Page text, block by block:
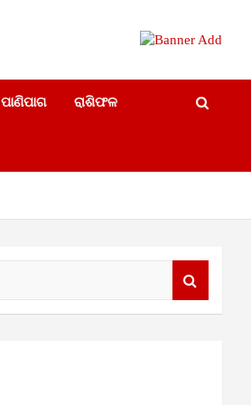
ପାଣିପାଗ ରାଶିଫଳ